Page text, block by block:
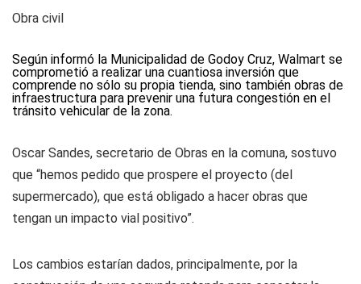
Obra civil
Según informó la Municipalidad de Godoy Cruz, Walmart se
comprometió a realizar una cuantiosa inversión que
comprende no sólo su propia tienda, sino también obras de
infraestructura para prevenir una futura congestión en el
tránsito vehicular de la zona.
Oscar Sandes, secretario de Obras en la comuna, sostuvo
que “hemos pedido que prospere el proyecto (del
supermercado), que está obligado a hacer obras que
tengan un impacto vial positivo”.
Los cambios estarían dados, principalmente, por la